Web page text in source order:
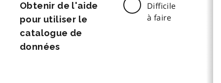
Obtenir de l'aide
pour utiliser le
catalogue de
données
Difficile
à faire